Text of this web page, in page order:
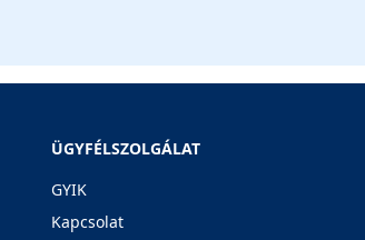
ÜGYFÉLSZOLGÁLAT
GYIK
Kapcsolat